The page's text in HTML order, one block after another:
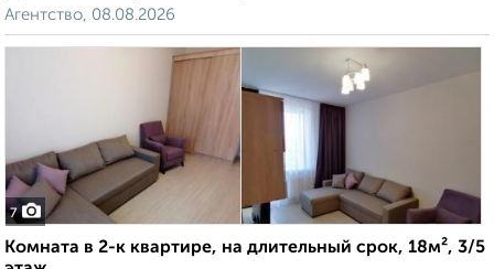
Агентство, 08.08.2026
7
Комната в 2-к квартире, на длительный срок, 18м², 3/5